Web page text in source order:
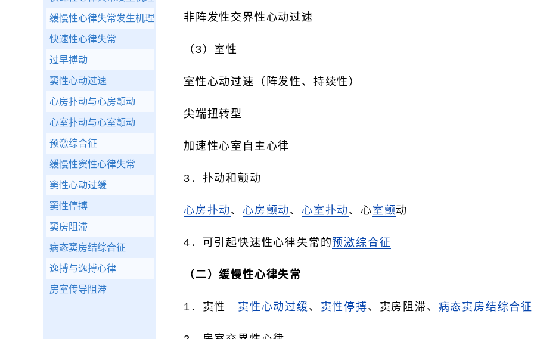
非阵发性交界性心动过速
（3）室性
室性心动过速（阵发性、持续性）
尖端扭转型
加速性心室自主心律
3．扑动和颤动
心房扑动 、 心房颤动 、 心室扑动 、心室颤动
4．可引起快速性心律失常的预激综合征
（二）缓慢性心律失常
1．窦性 窦性心动过缓、 窦性停搏、窦房阻滞、 病态窦房结综合征
缓慢性心律失常发生机理
快速性心律失常
过早搏动
窦性心动过速
心房扑动与心房颤动
心室扑动与心室颤动
预激综合征
缓慢性窦性心律失常
窦性心动过缓
窦性停搏
窦房阻滞
病态窦房结综合征
逸搏与逸搏心律
房室传导阻滞